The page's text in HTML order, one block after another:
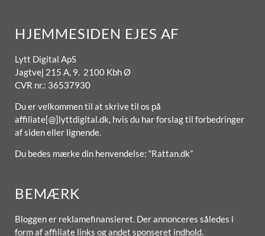
HJEMMESIDEN EJES AF
Lytt Digital ApS
Jagtvej 215 A, 9. 2100 Kbh Ø
CVR nr.: 36537930
Du er velkommen til at skrive til os på
affiliate[@]lyttdigital.dk, hvis du har forslag til forbedringer
af siden eller lignende.
Du bedes mærke din henvendelse: “Rattan.dk”
BEMÆRK
Bloggen er reklamefinansieret. Der annonceres således i
form af affiliate links og andet sponseret indhold.